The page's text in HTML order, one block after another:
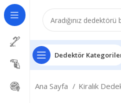
Dedektör
Ana Sayfa Kiralık